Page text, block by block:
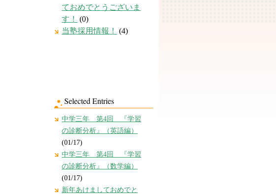
ておめでとうございま
す！
(0)
当塾採用情報！
(4)
Selected Entries
中学三年 第4回 『学習
の診断分析』（英語編）
(01/17)
中学三年 第4回 『学習
の診断分析』（数学編）
(01/17)
新年あけましておめでと